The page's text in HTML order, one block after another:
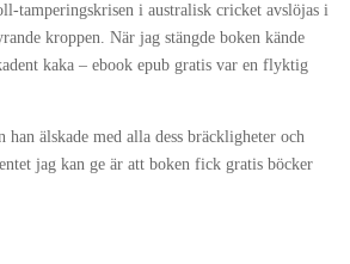
tamperingskrisen i australisk cricket avslöjas i
kroppen. När jag stängde boken kände
kaka – ebook epub gratis var en flyktig
älskade med alla dess bräckligheter och
jag kan ge är att boken fick gratis böcker